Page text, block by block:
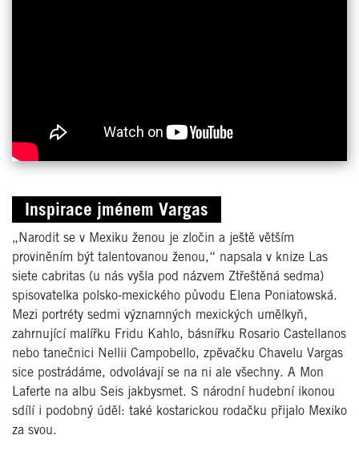
Inspirace jménem Vargas
„Narodit se v Mexiku ženou je zločin a ještě větším
proviněním být talentovanou ženou,“ napsala v knize Las
siete cabritas (u nás vyšla pod názvem Ztřeštěná sedma)
spisovatelka polsko-mexického původu Elena Poniatowská.
Mezi portréty sedmi významných mexických umělkyň,
zahrnující malířku Fridu Kahlo, básnířku Rosario Castellanos
nebo tanečnici Nellii Campobello, zpěvačku Chavelu Vargas
sice postrádáme, odvolávají se na ni ale všechny. A Mon
Laferte na albu Seis jakbysmet. S národní hudební ikonou
sdílí i podobný úděl: také kostarickou rodačku přijalo Mexiko
za svou.